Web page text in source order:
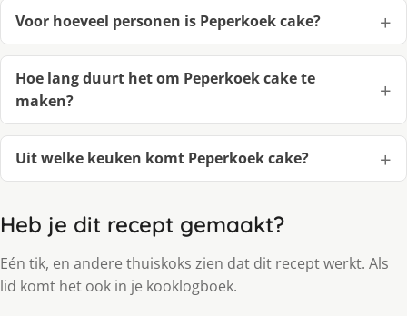
Voor hoeveel personen is Peperkoek cake?
Hoe lang duurt het om Peperkoek cake te
maken?
Uit welke keuken komt Peperkoek cake?
Heb je dit recept gemaakt?
Eén tik, en andere thuiskoks zien dat dit recept werkt. Als
lid komt het ook in je kooklogboek.